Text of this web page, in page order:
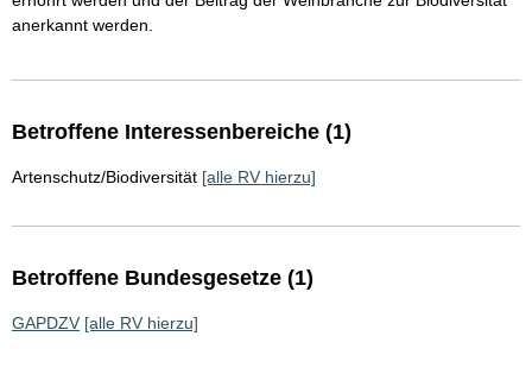
anerkannt werden.
Betroffene Interessenbereiche (1)
Artenschutz/Biodiversität [alle RV hierzu]
Betroffene Bundesgesetze (1)
GAPDZV [alle RV hierzu]